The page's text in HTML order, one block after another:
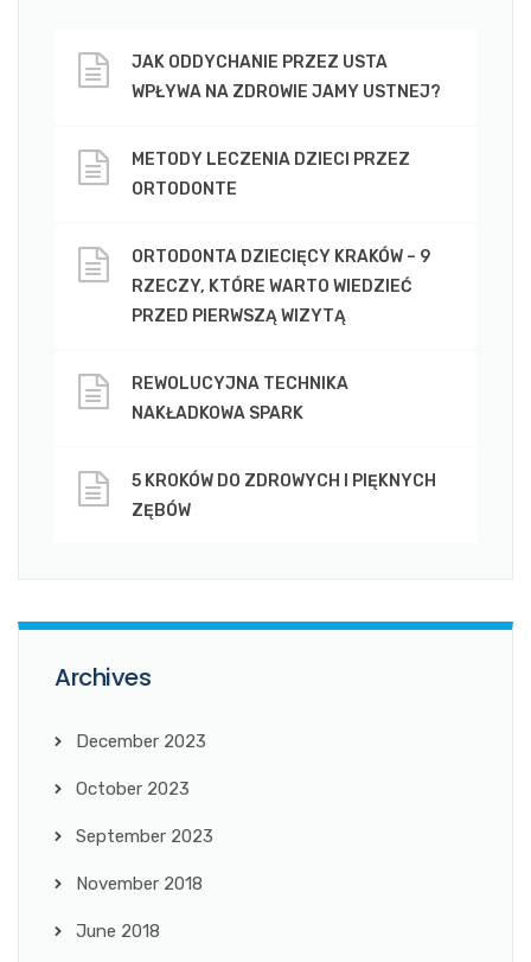
JAK ODDYCHANIE PRZEZ USTA
WPŁYWA NA ZDROWIE JAMY USTNEJ?
METODY LECZENIA DZIECI PRZEZ
ORTODONTE
ORTODONTA DZIECIĘCY KRAKÓW – 9
RZECZY, KTÓRE WARTO WIEDZIEĆ
PRZED PIERWSZĄ WIZYTĄ
REWOLUCYJNA TECHNIKA
NAKŁADKOWA SPARK
5 KROKÓW DO ZDROWYCH I PIĘKNYCH
ZĘBÓW
Archives
December 2023
October 2023
September 2023
November 2018
June 2018